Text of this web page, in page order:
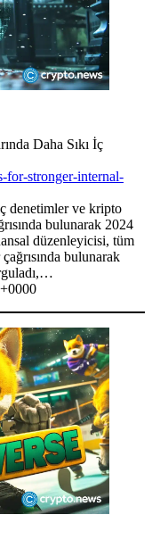
Daha Sıkı İç
for-stronger-internal-
denetimler ve kripto
bulunarak 2024
düzenleyicisi, tüm
bulunarak